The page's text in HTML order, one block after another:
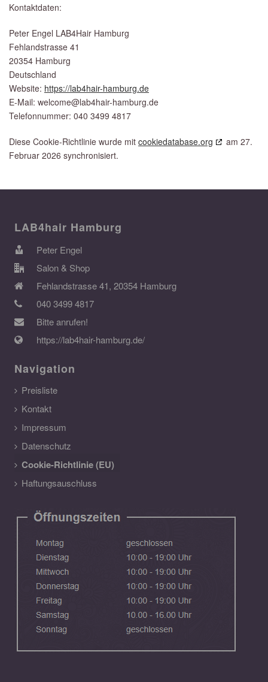
Kontaktdaten:
Peter Engel LAB4Hair Hamburg
Fehlandstrasse 41
20354 Hamburg
Deutschland
Website: https://lab4hair-hamburg.de
E-Mail: welcome@lab4hair-hamburg.de
Telefonnummer: 040 3499 4817
Diese Cookie-Richtlinie wurde mit cookiedatabase.org
am 27.
Februar 2026 synchronisiert.
LAB4hair Hamburg
Peter Engel
Salon & Shop
Fehlandstrasse 41, 20354 Hamburg
040 3499 4817
Bitte anrufen!
https://lab4hair-hamburg.de/
Navigation
Preisliste
Kontakt
Impressum
Datenschutz
Cookie-Richtlinie (EU)
Haftungsauschluss